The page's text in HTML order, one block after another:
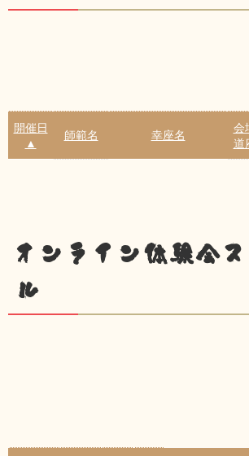
開催日
▲
師範名 幸座名
会
道
オンライン体験会
ル